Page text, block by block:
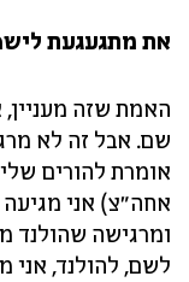
את מתגעגעת
שם. אבל זה לא
אומרת להורים
אחה"צ) אני מגיעה
ומרגישה שהולנד
לשם, להולנד, אני